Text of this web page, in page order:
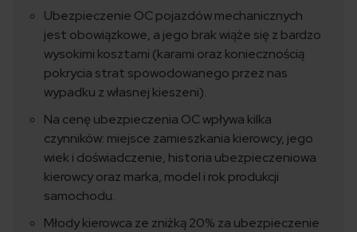
Ubezpieczenie OC pojazdów mechanicznych
jest obowiązkowe, a jego brak wiąże się z bardzo
wysokimi kosztami (karami oraz koniecznością
pokrycia strat spowodowanego przez nas
wypadku z własnej kieszeni).
Na cenę ubezpieczenia OC wpływa kilka
czynników: miejsce zamieszkania kierowcy, jego
wiek i doświadczenie, historia ubezpieczeniowa
kierowcy oraz marka, model i rok produkcji
samochodu.
Młody kierowca ze zniżką 20% za ubezpieczenie